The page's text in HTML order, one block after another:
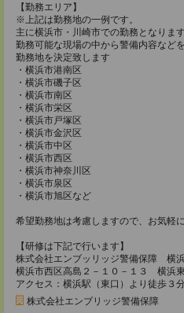
【勤務エリア】
※上記は勤務地の一例です。
主に横浜市・川崎市での勤務となります
勤務可能な現場の中から警備内容などを
勤務地を決定致します
・横浜市港南区
・横浜市磯子区
・横浜市南区
・横浜市栄区
・横浜市戸塚区
・横浜市金沢区
・横浜市中区
・横浜市西区
・横浜市神奈川区
・横浜市泉区
・横浜市旭区など
希望勤務地は考慮しますので、お気軽
【研修は下記で行います】
株式会社エンブッリッジ警備保障 横
横浜市西区高島２－１０－１３ 横浜
アクセス：横浜駅（東口）より徒歩３
株式会社エンブリッジ警備保障